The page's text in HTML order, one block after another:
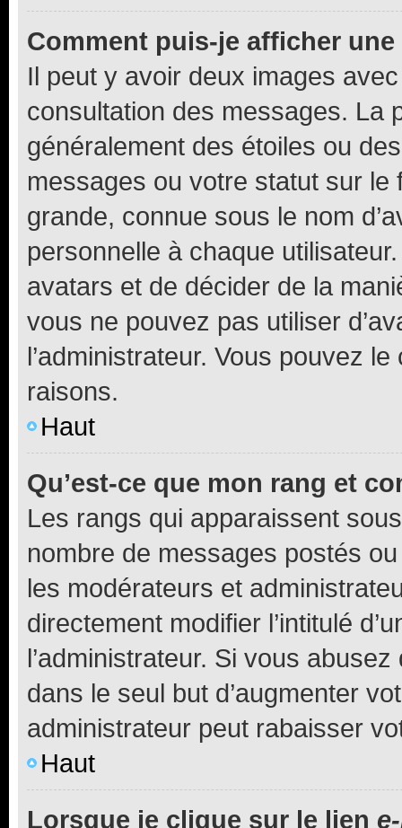
Comment puis-je afficher
Il peut y avoir deux images
consultation des messages. La
généralement des étoiles ou
messages ou votre statut sur
grande, connue sous le nom
personnelle à chaque utilisateur.
avatars et de décider de la
vous ne pouvez pas utiliser
l’administrateur. Vous pouvez
raisons.
Haut
Qu’est-ce que mon rang et
Les rangs qui apparaissent
nombre de messages postés
les modérateurs et
directement modifier l’intitulé
l’administrateur. Si vous
dans le seul but d’augmenter
administrateur peut rabaisser
Haut
Lorsque je clique sur le lien